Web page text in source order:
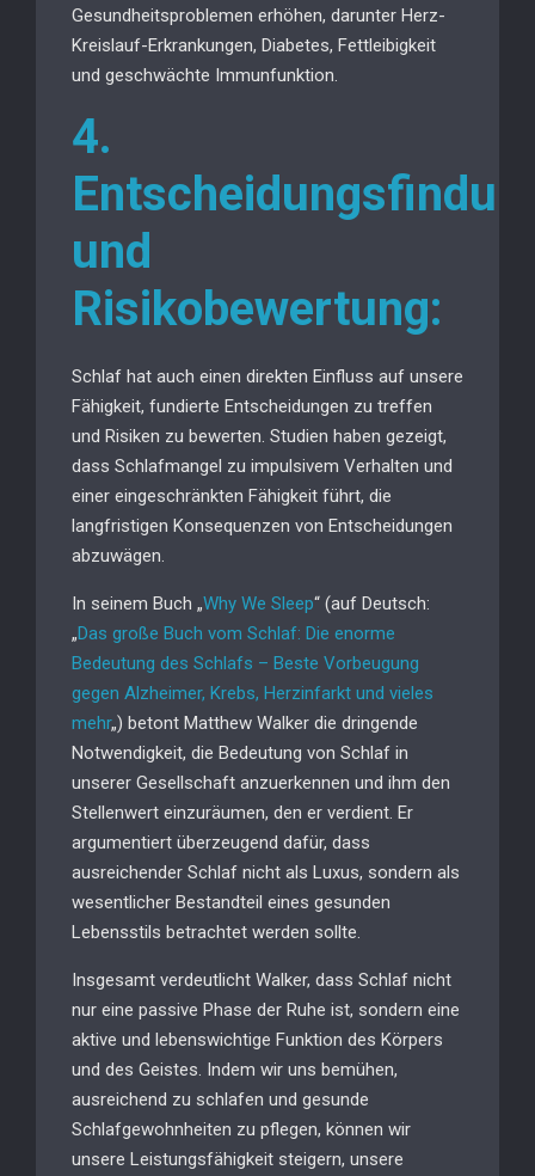
Gesundheitsproblemen erhöhen, darunter Herz-
Kreislauf-Erkrankungen, Diabetes, Fettleibigkeit
und geschwächte Immunfunktion.
4.
und
Risikobewertung:
Schlaf hat auch einen direkten Einfluss auf unsere
Fähigkeit, fundierte Entscheidungen zu treffen
und Risiken zu bewerten. Studien haben gezeigt,
dass Schlafmangel zu impulsivem Verhalten und
einer eingeschränkten Fähigkeit führt, die
langfristigen Konsequenzen von Entscheidungen
abzuwägen.
In seinem Buch „Why We Sleep“ (auf Deutsch:
„Das große Buch vom Schlaf: Die enorme
Bedeutung des Schlafs – Beste Vorbeugung
gegen Alzheimer, Krebs, Herzinfarkt und vieles
mehr„) betont Matthew Walker die dringende
Notwendigkeit, die Bedeutung von Schlaf in
unserer Gesellschaft anzuerkennen und ihm den
Stellenwert einzuräumen, den er verdient. Er
argumentiert überzeugend dafür, dass
ausreichender Schlaf nicht als Luxus, sondern als
wesentlicher Bestandteil eines gesunden
Lebensstils betrachtet werden sollte.
Insgesamt verdeutlicht Walker, dass Schlaf nicht
nur eine passive Phase der Ruhe ist, sondern eine
aktive und lebenswichtige Funktion des Körpers
und des Geistes. Indem wir uns bemühen,
ausreichend zu schlafen und gesunde
Schlafgewohnheiten zu pflegen, können wir
unsere Leistungsfähigkeit steigern, unsere